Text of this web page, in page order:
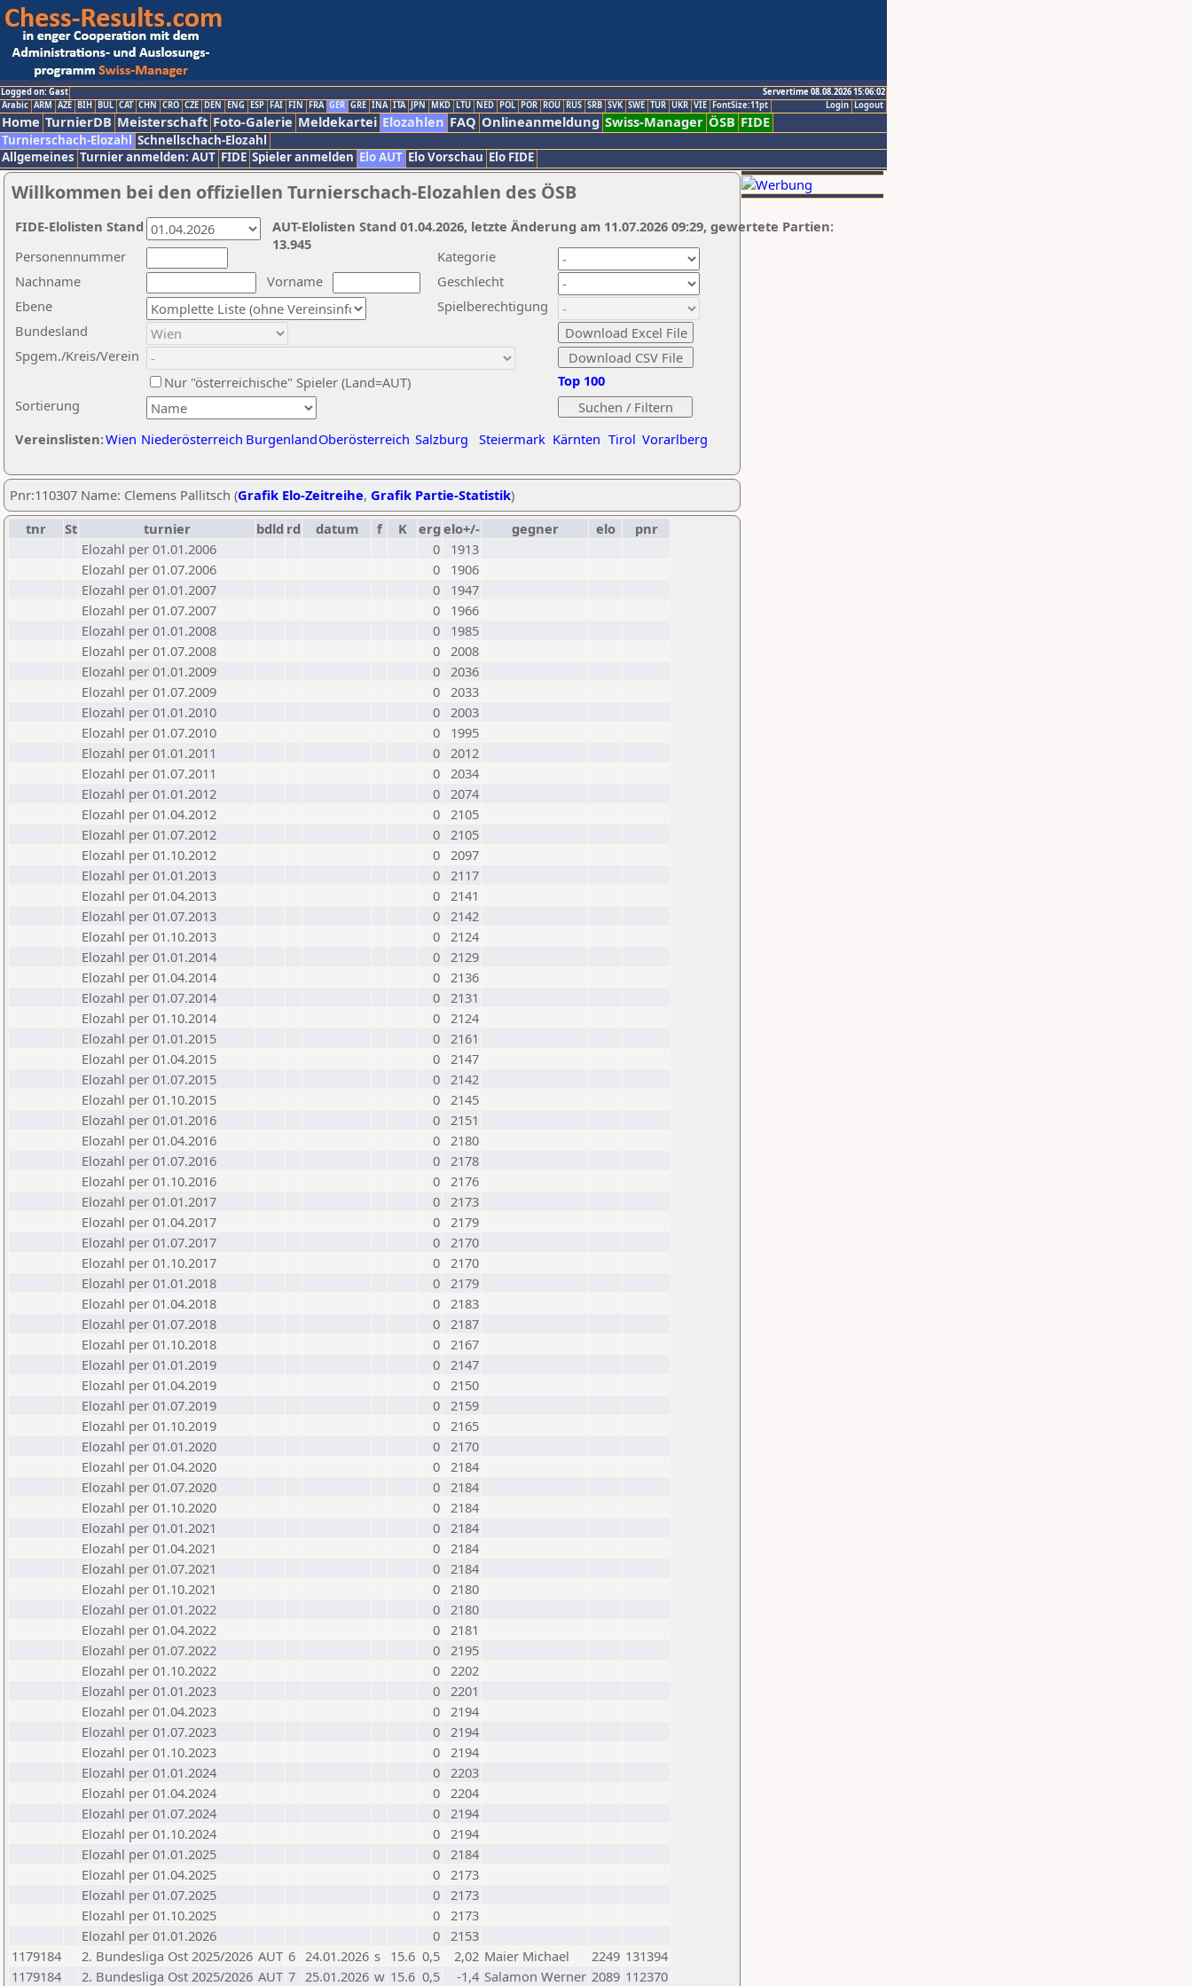
Logged on: Gast
Servertime 08.08.2026 15:06:02
Logout
Login
Arabic ARM AZE BIH BUL CAT CHN CRO CZE DEN ENG ESP FAI FIN FRA GER GRE INA ITA JPN MKD LTU NED POL POR ROU RUS SRB SVK SWE TUR UKR VIE FontSize:11pt
Home TurnierDB Meisterschaft Foto-Galerie Meldekartei Elozahlen FAQ Onlineanmeldung Swiss-Manager ÖSB FIDE
Turnierschach-Elozahl Schnellschach-Elozahl
Allgemeines Turnier anmelden: AUT FIDE Spieler anmelden Elo AUT Elo Vorschau Elo FIDE
Willkommen bei den offiziellen Turnierschach-Elozahlen des ÖSB
Nachname
Vorname
Ebene
Kategorie
Sortierung
Personennummer
Bundesland
Spgem./Kreis/Verein
Geschlecht
Nur "österreichische" Spieler (Land=AUT)
Spielberechtigung
Vereinslisten:Wien Niederösterreich BurgenlandOberösterreich Salzburg Steiermark Kärnten Tirol Vorarlberg
Top 100
AUT-Elolisten Stand 01.04.2026, letzte Änderung am 11.07.2026 09:29, gewertete Partien:
13.945
FIDE-Elolisten Stand
Pnr:110307 Name: Clemens Pallitsch (Grafik Elo-Zeitreihe, Grafik Partie-Statistik)
tnr
St turnier bdld rd datum f K erg elo+/- gegner elo
pnr
Elozahl per 01.01.2006
0
1913
Elozahl per 01.07.2006
0
1906
Elozahl per 01.01.2007
0
1947
Elozahl per 01.07.2007
0
1966
Elozahl per 01.01.2008
0
1985
Elozahl per 01.07.2008
0 2008
Elozahl per 01.01.2009
0 2036
Elozahl per 01.07.2009
0 2033
Elozahl per 01.01.2010
0 2003
Elozahl per 01.07.2010
0
1995
Elozahl per 01.01.2011
0 2012
Elozahl per 01.07.2011
0 2034
Elozahl per 01.01.2012
0 2074
Elozahl per 01.04.2012
0 2105
Elozahl per 01.07.2012
0 2105
Elozahl per 01.10.2012
0 2097
Elozahl per 01.01.2013
0 2117
Elozahl per 01.04.2013
0 2141
Elozahl per 01.07.2013
0 2142
Elozahl per 01.10.2013
0 2124
Elozahl per 01.01.2014
0 2129
Elozahl per 01.04.2014
0 2136
Elozahl per 01.07.2014
0 2131
Elozahl per 01.10.2014
0 2124
Elozahl per 01.01.2015
0 2161
Elozahl per 01.04.2015
0 2147
Elozahl per 01.07.2015
0 2142
Elozahl per 01.10.2015
0 2145
Elozahl per 01.01.2016
0 2151
Elozahl per 01.04.2016
0 2180
Elozahl per 01.07.2016
0 2178
Elozahl per 01.10.2016
0 2176
Elozahl per 01.01.2017
0 2173
Elozahl per 01.04.2017
0 2179
Elozahl per 01.07.2017
0 2170
Elozahl per 01.10.2017
0 2170
Elozahl per 01.01.2018
0 2179
Elozahl per 01.04.2018
0 2183
Elozahl per 01.07.2018
0 2187
Elozahl per 01.10.2018
0 2167
Elozahl per 01.01.2019
0 2147
Elozahl per 01.04.2019
0 2150
Elozahl per 01.07.2019
0 2159
Elozahl per 01.10.2019
0 2165
Elozahl per 01.01.2020
0 2170
Elozahl per 01.04.2020
0 2184
Elozahl per 01.07.2020
0 2184
Elozahl per 01.10.2020
0 2184
Elozahl per 01.01.2021
0 2184
Elozahl per 01.04.2021
0 2184
Elozahl per 01.07.2021
0 2184
Elozahl per 01.10.2021
0 2180
Elozahl per 01.01.2022
0 2180
Elozahl per 01.04.2022
0 2181
Elozahl per 01.07.2022
0 2195
Elozahl per 01.10.2022
0 2202
Elozahl per 01.01.2023
0 2201
Elozahl per 01.04.2023
0 2194
Elozahl per 01.07.2023
0 2194
Elozahl per 01.10.2023
0 2194
Elozahl per 01.01.2024
0 2203
Elozahl per 01.04.2024
0 2204
Elozahl per 01.07.2024
0 2194
Elozahl per 01.10.2024
0 2194
Elozahl per 01.01.2025
0 2184
Elozahl per 01.04.2025
0 2173
Elozahl per 01.07.2025
0 2173
Elozahl per 01.10.2025
0 2173
Elozahl per 01.01.2026
0 2153
1179184
2. Bundesliga Ost 2025/2026 AUT 6 24.01.2026 s 15.6 0,5 2,02 Maier Michael 2249 131394
1179184
2. Bundesliga Ost 2025/2026 AUT 7 25.01.2026 w 15.6 0,5 -1,4 Salamon Werner 2089 112370